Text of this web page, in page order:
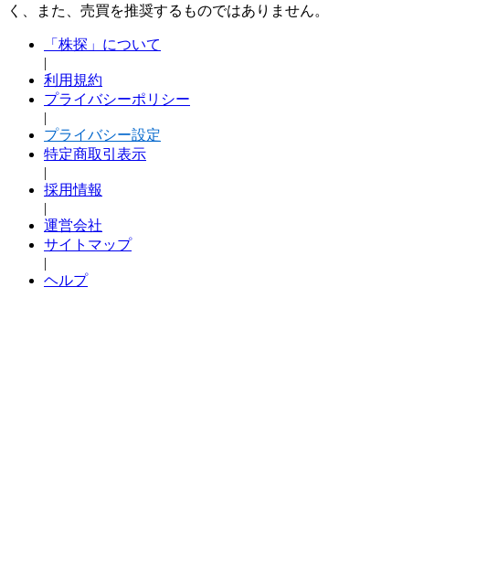
く、また、売買を推奨するものではありません。
「株探」について
|
利用規約
プライバシーポリシー
|
プライバシー設定
特定商取引表示
|
採用情報
|
運営会社
サイトマップ
|
ヘルプ